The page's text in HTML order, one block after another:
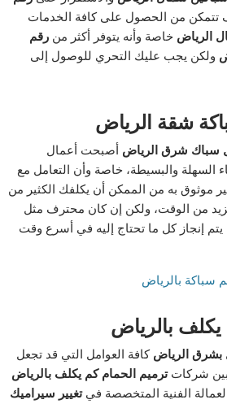
من الحصول على كافة الخدمات
الرياض خاصة وأنه يتوفر أكثر منرقم
ولكن يجب عليك التحري للوصول إلى
شقة الرياض
سباك شرق الرياض أصبحت أعمال
السهلة والبسيطة، خاصة وأن التعامل مع
موثوق به من الممكن أن يكلفك الكثير من
من الوقت، ولكن إن كان محترف مثل
إنجاز كل ما تحتاج إليه في أسرع وقت
يكلف بالرياض
بشرق الرياض كافة العوامل التي قد تجعل
بين شركاتترميم الحمام كم يكلف بالرياض
الفنية المتخصصة فيتغيير سيراميك